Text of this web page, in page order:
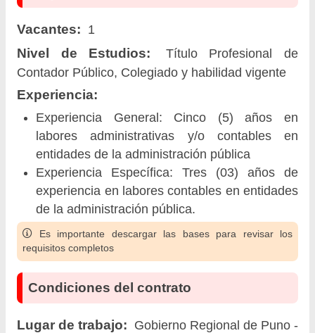
Vacantes: 1
Nivel de Estudios:
Título Profesional de
Contador Público, Colegiado y habilidad vigente
Experiencia:
Experiencia General: Cinco (5) años en
labores administrativas y/o contables en
entidades de la administración pública
Experiencia Específica: Tres (03) años de
experiencia en labores contables en entidades
de la administración pública.
Es importante descargar las bases para revisar los
requisitos completos
Condiciones del contrato
Lugar de trabajo: Gobierno Regional de Puno -